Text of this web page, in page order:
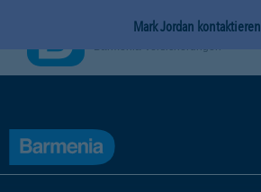
Mark Jordan kontaktieren
BarmeniaApp